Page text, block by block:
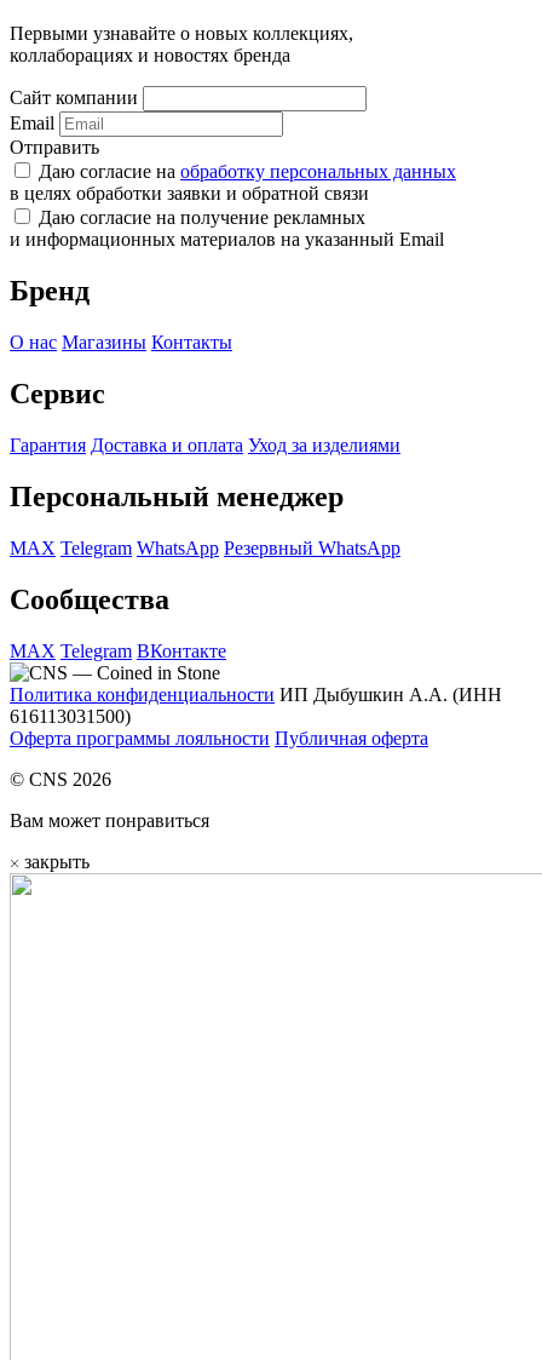
Первыми узнавайте о новых коллекциях,
коллаборациях и новостях бренда
Сайт компании
Email
Отправить
Даю согласие на обработку персональных данных
в целях обработки заявки и обратной связи
Даю согласие на получение рекламных
и информационных материалов на указанный Email
Бренд
О нас Магазины Контакты
Сервис
Гарантия Доставка и оплата Уход за изделиями
Персональный менеджер
MAX Telegram WhatsApp Резервный WhatsApp
Сообщества
MAX Telegram ВКонтакте
Политика конфиденциальности ИП Дыбушкин А.А. (ИНН
616113031500)
Оферта программы лояльности Публичная оферта
© CNS 2026
Вам может понравиться
закрыть